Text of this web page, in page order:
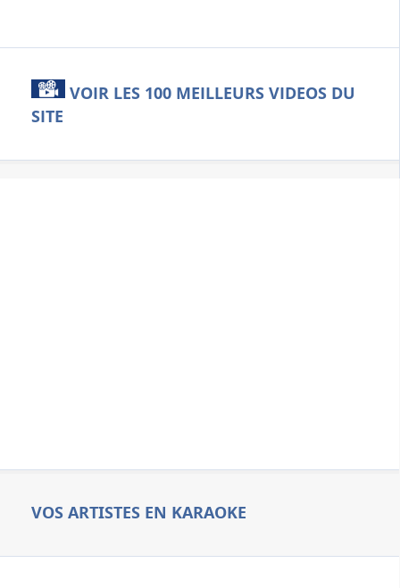
VOIR LES 100 MEILLEURS VIDEOS DU
SITE
VOS ARTISTES EN KARAOKE